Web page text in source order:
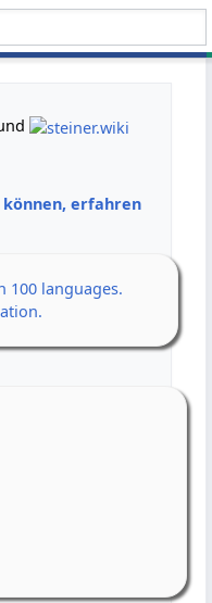
können, erfahren
languages.